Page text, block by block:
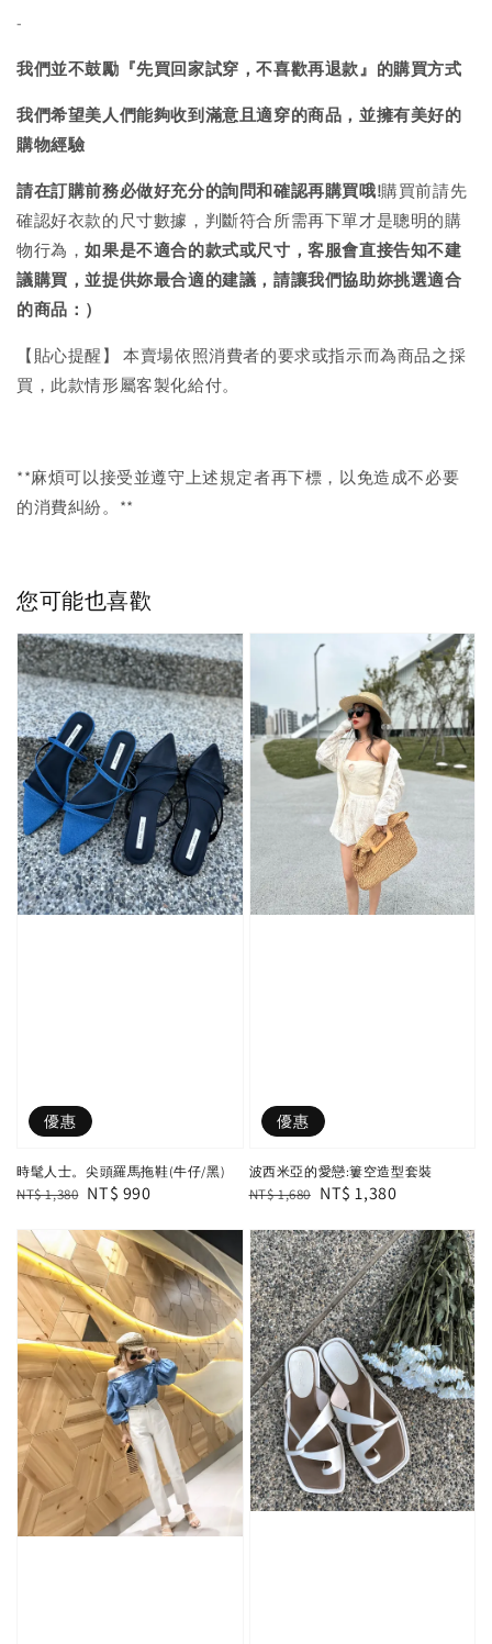
-
我們並不鼓勵『先買回家試穿，不喜歡再退款』的購買方式
我們希望美人們能夠收到滿意且適穿的商品，並擁有美好的
購物經驗
請在訂購前務必做好充分的詢問和確認再購買哦!購買前請先
確認好衣款的尺寸數據，判斷符合所需再下單才是聰明的購
物行為，如果是不適合的款式或尺寸，客服會直接告知不建
議購買，並提供妳最合適的建議，請讓我們協助妳挑選適合
的商品：）
【貼心提醒】 本賣場依照消費者的要求或指示而為商品之採
買，此款情形屬客製化給付。
**麻煩可以接受並遵守上述規定者再下標，以免造成不必要
的消費糾紛。**
您可能也喜歡
優惠
時髦人士。尖頭羅馬拖鞋(牛仔/黑)
Regular
NT$ 1,380 Sale
NT$ 990
優惠
波西米亞的愛戀:簍空造型套裝
Regular
NT$ 1,680 Sale
NT$ 1,380